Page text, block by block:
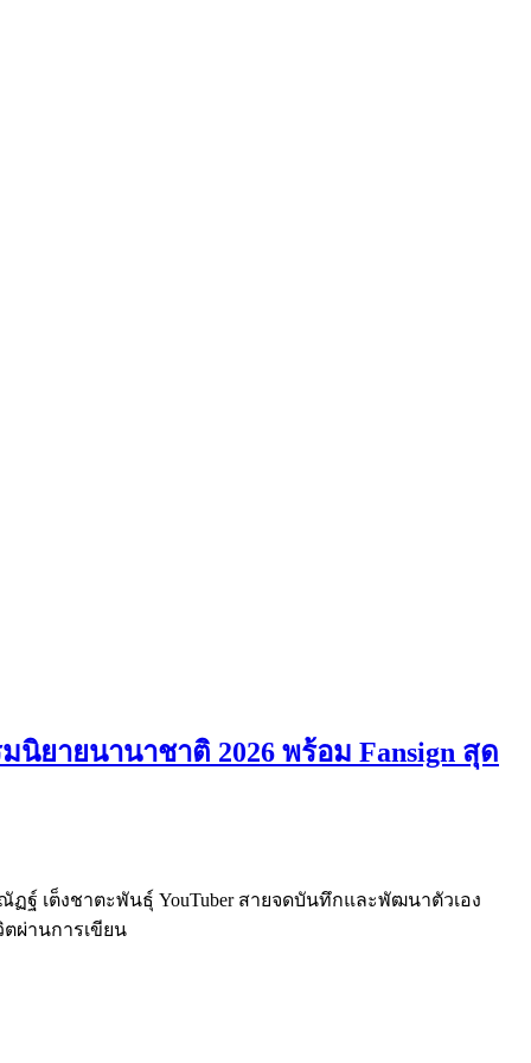
นิยายนานาชาติ 2026 พร้อม Fansign สุด
ฐ์ เต็งชาตะพันธุ์ YouTuber สายจดบันทึกและพัฒนาตัวเอง
ผ่านการเขียน